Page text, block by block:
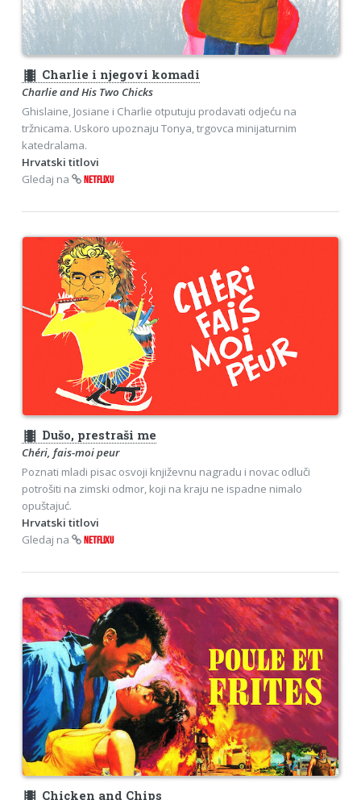
theaters Charlie i njegovi komadi
Charlie and His Two Chicks
Ghislaine, Josiane i Charlie otputuju prodavati odjeću na
tržnicama. Uskoro upoznaju Tonya, trgovca minijaturnim
katedralama.
Hrvatski titlovi
Gledaj na
NETFLIXU
theaters Dušo, prestraši me
Chéri, fais-moi peur
Poznati mladi pisac osvoji književnu nagradu i novac odluči
potrošiti na zimski odmor, koji na kraju ne ispadne nimalo
opuštajuć.
Hrvatski titlovi
Gledaj na
NETFLIXU
theaters Chicken and Chips